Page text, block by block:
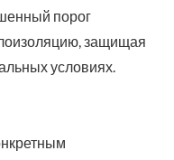
порог
защищая
условиях.